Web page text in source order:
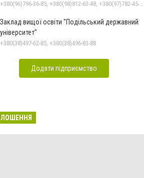
+380(96)796-36-85, +380(98)812-63-48, +380(97)782-45-70
Заклад вищої освіти "Подільський державний
університет"
+380(38)497-62-85, +380(38)496-83-88
Додати підприємство